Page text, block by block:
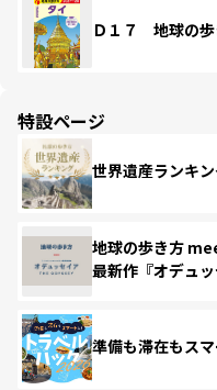
Ｄ１７ 地球の
特設ページ
世界遺産ランキ
地球の歩き方
最新作『オデュッ
準備も滞在もス